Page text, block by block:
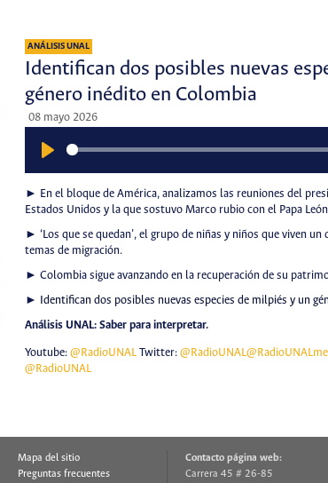
ANÁLISIS UNAL
Identifican dos posibles nuevas
género inédito en Colombia
08 mayo 2026
► En el bloque de América, analizamos las reuniones del
Estados Unidos y la que sostuvo Marco rubio con el Papa
► ‘Los que se quedan’, el grupo de niñas y niños que viven
temas de migración.
► Colombia sigue avanzando en la recuperación de su
►
Identifican dos posibles nuevas especies de milpiés y un
Análisis UNAL: Saber para interpretar.
Youtube: @RadioUNALTwitter: @RadioUNAL
@RadioUNAL
Mapa del sitio
Preguntas frecuentes
Contacto página web:
Carrera 45 # 26-85